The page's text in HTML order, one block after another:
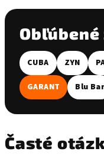
CUBA ZYN
GARANT Blu Bar
Časté